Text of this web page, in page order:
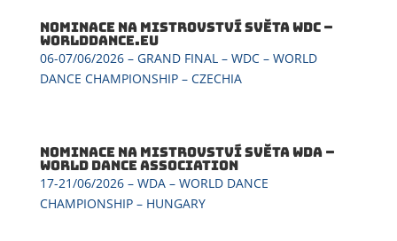
Nominace na mistrovství světa WDC –
WorldDance.EU
06-07/06/2026 – GRAND FINAL – WDC – WORLD
DANCE CHAMPIONSHIP – CZECHIA
Nominace na mistrovství světa WDA –
World Dance Association
17-21/06/2026 – WDA – WORLD DANCE
CHAMPIONSHIP – HUNGARY